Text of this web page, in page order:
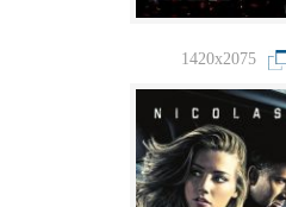
1420x2075